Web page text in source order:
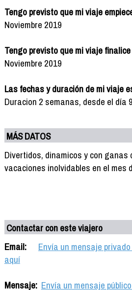
Tengo previsto que mi viaje
Noviembre 2019
Tengo previsto que mi viaje
Noviembre 2019
Las fechas y duración de mi viaje
Duracion 2 semanas, desde el día
MÁS DATOS
Divertidos, dinamicos y con ganas
vacaciones inolvidables en el mes
Contactar con este viajero
Email:
Envía un mensaje
aquí
Mensaje: Envía un mensaje